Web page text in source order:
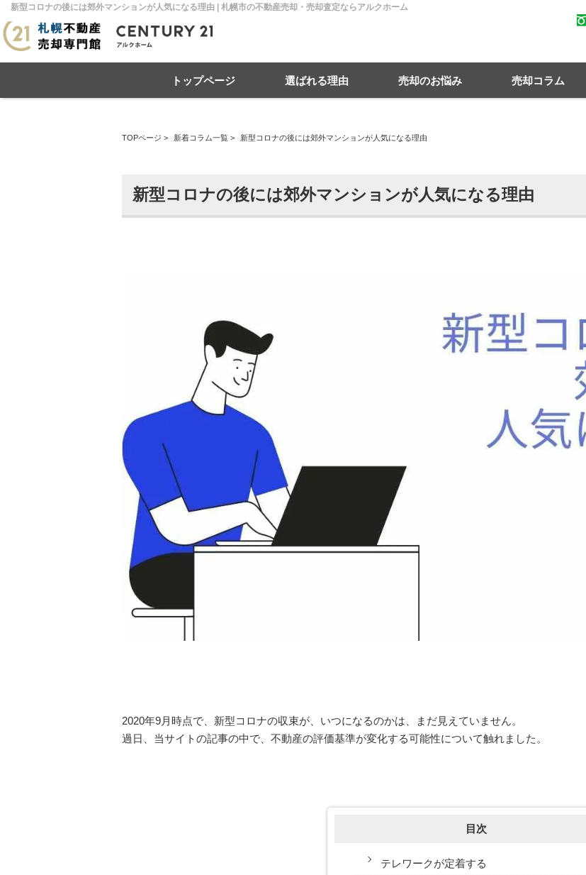
新型コロナの後には郊外マンションが人気になる理由 | 札幌市の不動産売却・売却査定ならアルクホーム
トップページ 選ばれる理由 売却のお悩み 売却コラム
リースバック
TOPページ > 新着コラム一覧 > 新型コロナの後には郊外マンションが人気になる理由
新型コロナの後には郊外マンションが人気になる理由
2020年9月時点で、新型コロナの収束が、いつになるのかは、まだ見えていません。
過日、当サイトの記事の中で、不動産の評価基準が変化する可能性について触れました。
目次
テレワークが定着する